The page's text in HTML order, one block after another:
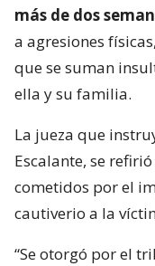
más de dos
a agresiones
que se suman
ella y su familia.
La jueza que
Escalante, se
cometidos por el
cautiverio a la
“Se otorgó por el